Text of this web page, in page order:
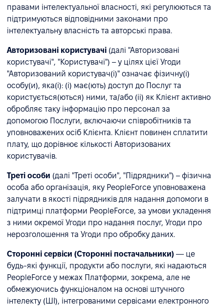
правами інтелектуальної власності, які регулюються та
підтримуються відповідними законами про
інтелектуальну власність та авторські права.
Авторизовані користувачі (далі "Авторизовані
користувачі", "Користувачі") – у цілях цієї Угоди
"Авторизований користувач(і)" означає фізичну(і)
особу(и), яка(і): (i) має(ють) доступ до Послуг та
користується(ються) ними, та/або (ii) як Клієнт активно
обробляє таку інформацію про персонал за
допомогою Послуги, включаючи співробітників та
уповноважених осіб Клієнта. Клієнт повинен сплатити
плату, що дорівнює кількості Авторизованих
користувачів.
Треті особи (далі "Треті особи", "Підрядники") – фізична
особа або організація, яку PeopleForce уповноважена
залучати в якості підрядників для надання допомоги в
підтримці платформи PeopleForce, за умови укладення
з ними окремої Угоди про надання послуг, Угоди про
нерозголошення та Угоди про обробку даних.
Сторонні сервіси (Сторонні постачальники) — це
будь-які функції, продукти або послуги, які надаються
PeopleForce у межах Платформи, зокрема, але не
обмежуючись функціоналом на основі штучного
інтелекту (ШІ), інтегрованими сервісами електронного